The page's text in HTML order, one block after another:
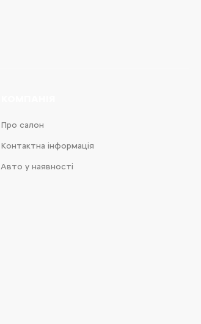
Про салон
Контактна інформація
Авто у наявності